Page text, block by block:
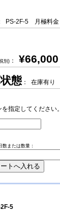
PS-2F-5 月極料金
別)： ¥66,000
態： 在庫有り
指定してください。
数または数量：
5